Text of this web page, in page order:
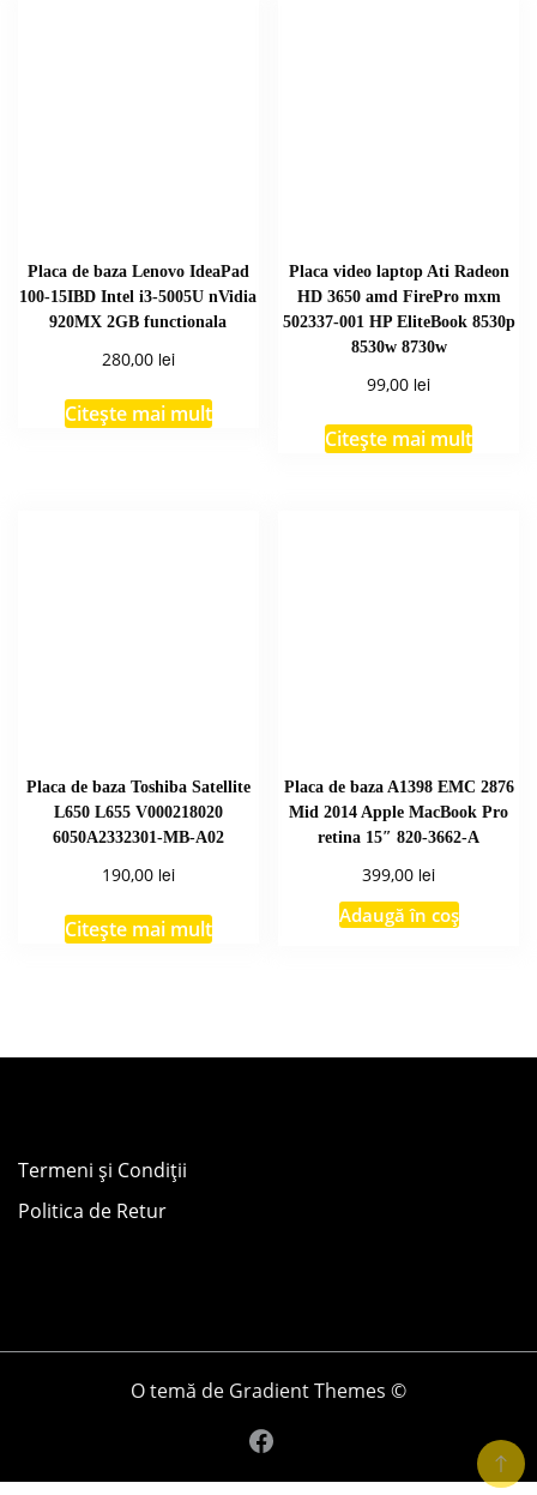
Placa de baza Lenovo IdeaPad
100-15IBD Intel i3-5005U nVidia
920MX 2GB functionala
280,00 lei
Citește mai mult
Placa video laptop Ati Radeon
HD 3650 amd FirePro mxm
502337-001 HP EliteBook 8530p
8530w 8730w
99,00 lei
Citește mai mult
Placa de baza Toshiba Satellite
L650 L655 V000218020
6050A2332301-MB-A02
190,00 lei
Citește mai mult
Placa de baza A1398 EMC 2876
Mid 2014 Apple MacBook Pro
retina 15″ 820-3662-A
399,00 lei
Adaugă în coș
Termeni și Condiții
Politica de Retur
O temă de Gradient Themes ©